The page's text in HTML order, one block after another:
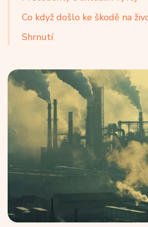
Co když došlo ke škodě na
Shrnutí